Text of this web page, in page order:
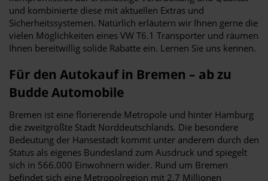
und kombinierte diese mit aktuellen Extras und
Sicherheitssystemen. Natürlich erläutern wir Ihnen gerne die
vielen Möglichkeiten eines VW T6.1 Transporter und räumen
Ihnen bereitwillig solide Rabatte ein. Lernen Sie uns kennen.
Für den Autokauf in Bremen – ab zu
Budde Automobile
Bremen ist eine florierende Metropole und hinter Hamburg
die zweitgrößte Stadt Norddeutschlands. Die besondere
Bedeutung der Hansestadt kommt unter anderem durch den
Status als eigenes Bundesland zum Ausdruck und spiegelt
sich in 566.000 Einwohnern wider. Rund um Bremen
befindet sich eine Metropolregion mit 2,7 Millionen